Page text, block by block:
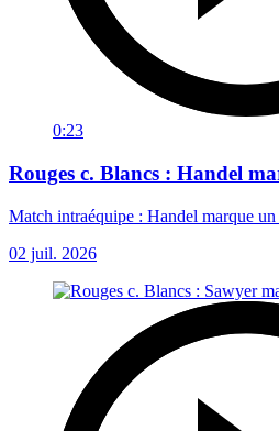
0:23
Rouges c. Blancs : Handel
Match intraéquipe : Handel marque
02 juil. 2026